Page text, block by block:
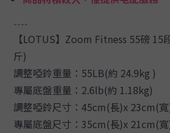
----
【LOTUS】Zoom Fitness 55磅 15
斤)
調整啞鈴重量：55LB(約 24.9kg )
專屬底盤重量：2.6lb(約 1.18kg)
調整啞鈴尺寸：45cm(長)x 23cm(
專屬底盤尺寸：35cm(長)x 21cm(